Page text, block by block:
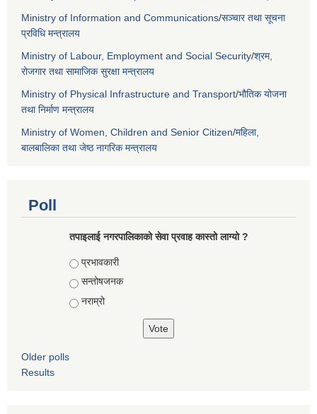
Ministry of Information and Communications/सञ्चार तथा सूचना
प्रविधि मन्त्रालय
Ministry of Labour, Employment and Social Security/श्रम,
रोजगार तथा सामाजिक सुरक्षा मन्त्रालय
Ministry of Physical Infrastructure and Transport/भौतिक योजना
तथा निर्माण मन्त्रालय
Ministry of Women, Children and Senior Citizen/महिला,
बालबालिका तथा जेष्ठ नागरिक मन्त्रालय
Poll
तपाइलाई नगरपालिकाको सेवा प्रवाह कास्तो लाग्यो ?
Choices
प्रभावकारी
सन्तोषजनक
नराम्रो
Older polls
Results